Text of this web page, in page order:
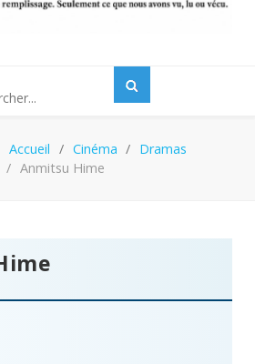
Accueil Cinéma
Dramas
Anmitsu Hime